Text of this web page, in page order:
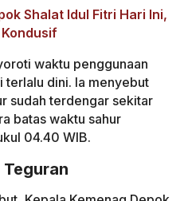
Shalat Idul Fitri Hari Ini,
waktu penggunaan
terlalu dini. Ia menyebut
sudah terdengar sekitar
batas waktu sahur
04.40 WIB.
Teguran